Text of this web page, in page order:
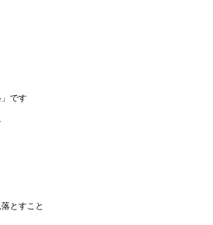
です
とすこと